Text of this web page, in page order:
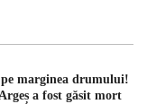
pe marginea drumului!
a fost găsit mort